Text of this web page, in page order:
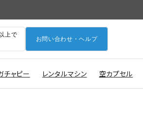
上で
お問い合わせ・ヘルプ
チャピー レンタルマシン 空カプセル